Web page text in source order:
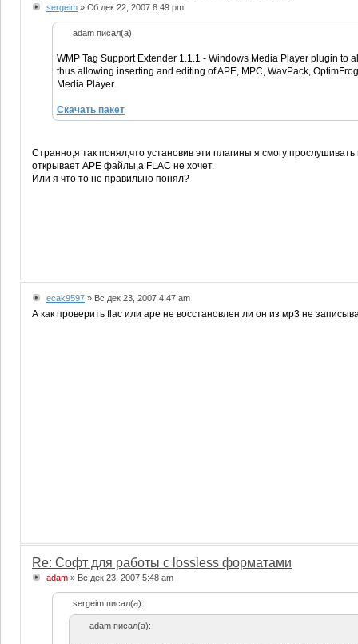
sergeim » Сб дек 22, 2007 8:49 pm
adam писал(а):
WMP Tag Support Extender 1.1.1 - Windows Media Player plugin to
thus allowing inserting and editing of APE, MPC, WavPack,
Media Player.
Скачать пакет
Странно,я так понял,что установив эти плагины я смогу
открывает АРЕ файлы,а FLAC не хочет.
Или я что то не правильно понял?
ecak9597 » Вс дек 23, 2007 4:47 am
А как проверить flac или ape не восстановлен ли он из мр3 не
Re: Софт для работы с lossless форматами
adam » Вс дек 23, 2007 5:48 am
sergeim писал(а):
adam писал(а):